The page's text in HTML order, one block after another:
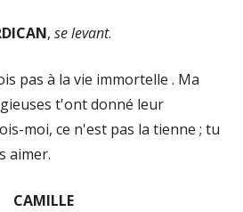
, se levant.
pas à la vie immortelle . Ma
t'ont donné leur
moi, ce n'est pas la tienne ; tu
aimer.
CAMILLE